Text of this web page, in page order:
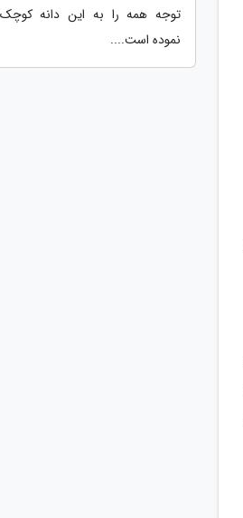
توجه همه را به این دانه
نموده است....